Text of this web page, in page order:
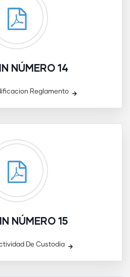
NÚMERO 14
Reglamento
NÚMERO 15
De Custodia